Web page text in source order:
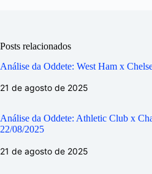
Posts relacionados
Análise da Oddete: West Ham x
21 de agosto de 2025
Análise da Oddete: Athletic Club x
22/08/2025
21 de agosto de 2025